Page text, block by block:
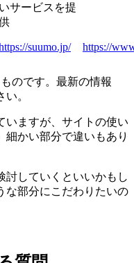
いサービスを提
suumo.jp/ https://
のです。最新の情報
。
いますが、サイトの使い
細かい部分で違いもあり
討していくといいかもし
な部分にこだわりたいの